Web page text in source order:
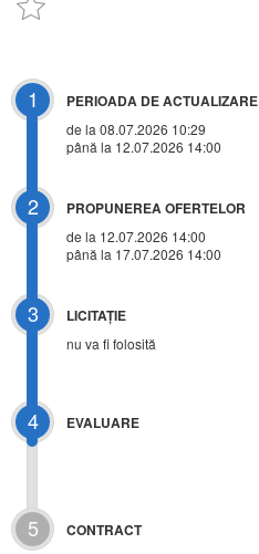
1 PERIOADA DE ACTUALIZARE
de la 08.07.2026 10:29
până la 12.07.2026 14:00
2 PROPUNEREA OFERTELOR
de la 12.07.2026 14:00
până la 17.07.2026 14:00
3 LICITAŢIE
nu va fi folosită
4 EVALUARE
5 CONTRACT